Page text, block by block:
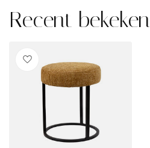
Recent bekeken